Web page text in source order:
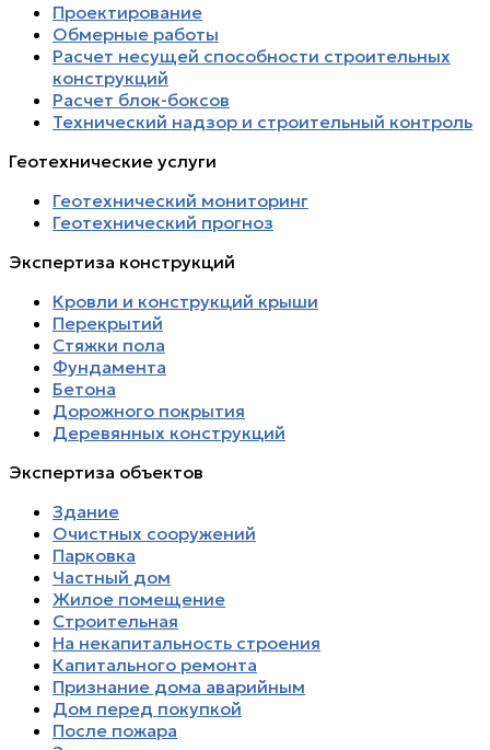
Проектирование
Обмерные работы
Расчет несущей способности строительных
конструкций
Расчет блок-боксов
Технический надзор и строительный контроль
Геотехнические услуги
Геотехнический мониторинг
Геотехнический прогноз
Экспертиза конструкций
Кровли и конструкций крыши
Перекрытий
Стяжки пола
Фундамента
Бетона
Дорожного покрытия
Деревянных конструкций
Экспертиза объектов
Здание
Очистных сооружений
Парковка
Частный дом
Жилое помещение
Строительная
На некапитальность строения
Капитального ремонта
Признание дома аварийным
Дом перед покупкой
После пожара